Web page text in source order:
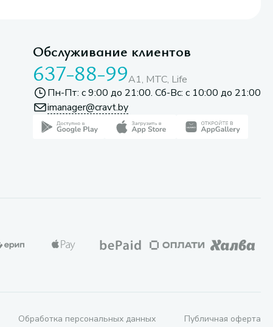
Обслуживание клиентов
637-88-99A1, МТС, Life
Пн-Пт: с 9:00 до 21:00. Сб-Вс: с 10:00 до 21:00
imanager@cravt.by
Обработка персональных данных Публичная оферта